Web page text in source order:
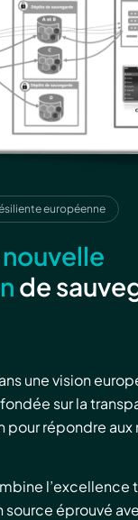
européenne
nouvelle
de
une vision
sur la
pour répondre aux
l’excellence
source éprouvé